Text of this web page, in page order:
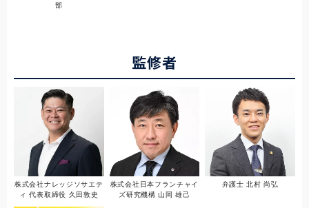
部
監修者
株式会社ナレッジソサエテ
ィ 代表取締役 久田敦史
株式会社日本フランチャイ
ズ研究機構 山岡 雄己
弁護士 北村 尚弘